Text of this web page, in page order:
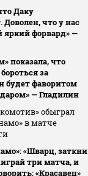
Даку
что у нас
яркий форвард» —
показала, что
за
будет фаворитом
— Гладилин
обыграл
в матче
«Шварц, заткни
три матча, и
«Красавец»